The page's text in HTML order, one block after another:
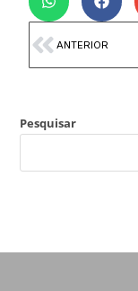
ANTERIOR
Pesquisar